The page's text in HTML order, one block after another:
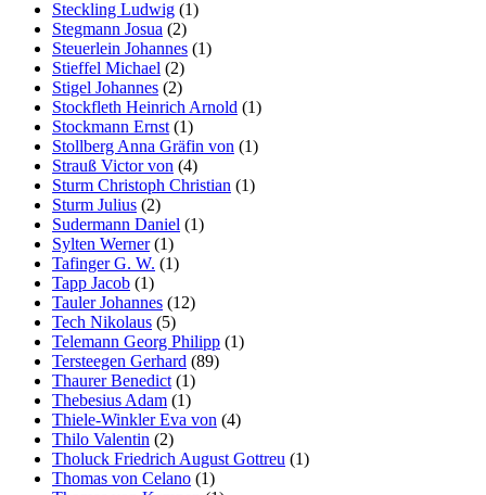
Steckling Ludwig (1)
Stegmann Josua (2)
Steuerlein Johannes (1)
Stieffel Michael (2)
Stigel Johannes (2)
Stockfleth Heinrich Arnold (1)
Stockmann Ernst(1)
Stollberg Anna Gräfin von (1)
Strauß Victor von (4)
Sturm Christoph Christian (1)
Sturm Julius (2)
Sudermann Daniel (1)
Sylten Werner(1)
Tafinger G. W. (1)
Tapp Jacob (1)
Tauler Johannes (12)
Tech Nikolaus (5)
Telemann Georg Philipp (1)
Tersteegen Gerhard (89)
Thaurer Benedict(1)
Thebesius Adam (1)
Thiele-Winkler Eva von (4)
Thilo Valentin (2)
Tholuck Friedrich August Gottreu (1)
Thomas von Celano (1)